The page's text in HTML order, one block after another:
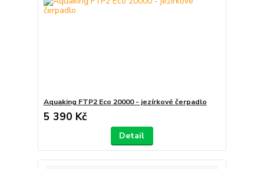
Aquaking FTP2 Eco 20000 - jezírkové čerpadlo
5 390 Kč
Detail